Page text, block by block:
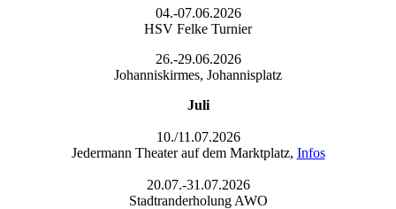
04.-07.06.2026
HSV Felke Turnier
26.-29.06.2026
Johanniskirmes, Johannisplatz
Juli
10./11.07.2026
Jedermann Theater auf dem Marktplatz, Infos
20.07.-31.07.2026
Stadtranderholung AWO